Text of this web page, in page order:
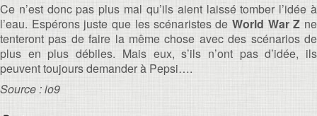
Ce n’est donc pas plus mal qu’ils aient laissé tomber l’idée à
l’eau. Espérons juste que les scénaristes de World War Z ne
tenteront pas de faire la même chose avec des scénarios de
plus en plus débiles. Mais eux, s’ils n’ont pas d’idée, ils
peuvent toujours demander à Pepsi….
Source : io9